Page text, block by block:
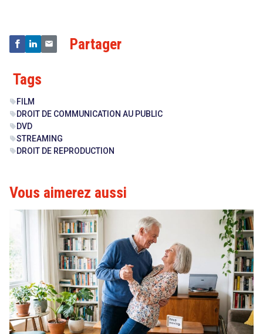
Partager
Tags
sell FILM
sell DROIT DE COMMUNICATION AU PUBLIC
sell DVD
sellSTREAMING
sell DROIT DE REPRODUCTION
Vous aimerez aussi